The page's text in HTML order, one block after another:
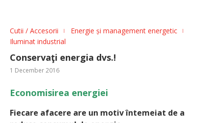
Cutii / Accesorii
Energie și management energetic
Iluminat industrial
Conservaţi energia dvs.!
1 December 2016
Economisirea energiei
Fiecare afacere are un motiv întemeiat de a